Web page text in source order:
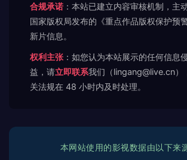
合规承诺 ：本站已建立内容审核机制，主
国家版权局发布的《重点作品版权保护预
新片信息。
权利主张 ：如您认为本站展示的任何信息
益，请立即联系我们（lingang@live.cn）
关法规在 48 小时内及时处理。
本网站使用的影视数据由以下来